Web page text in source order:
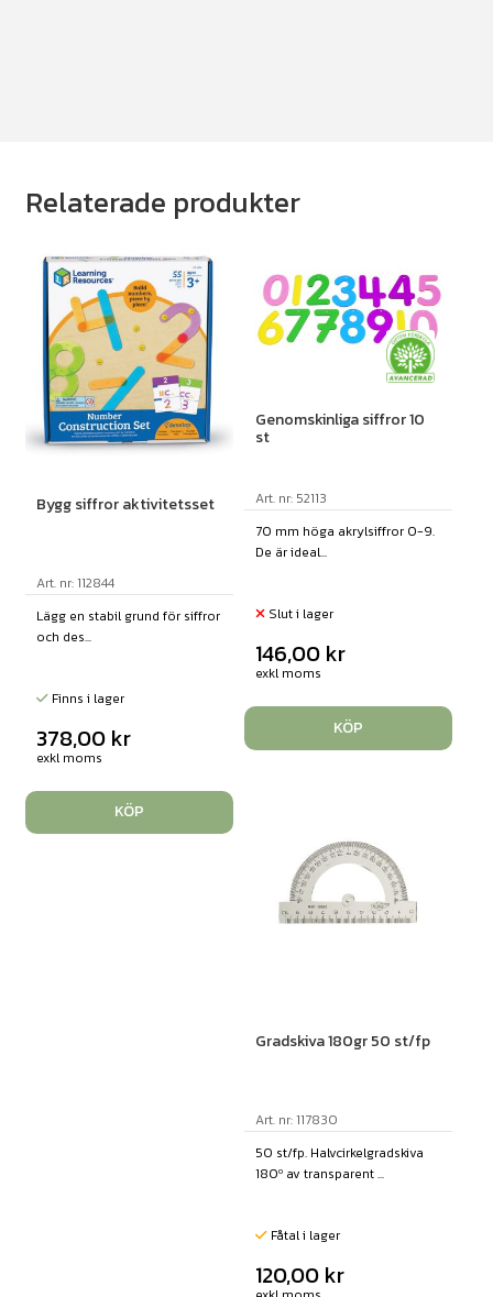
Relaterade produkter
Bygg siffror aktivitetsset
Art. nr: 112844
Lägg en stabil grund för siffror
och des...
Finns i lager
378,00 kr
exkl moms
KÖP
Genomskinliga siffror 10
st
Art. nr: 52113
70 mm höga akrylsiffror 0-9.
De är ideal...
Slut i lager
146,00 kr
exkl moms
KÖP
Gradskiva 180gr 50 st/fp
Art. nr: 117830
50 st/fp. Halvcirkelgradskiva
180º av transparent ...
Fåtal i lager
120,00 kr